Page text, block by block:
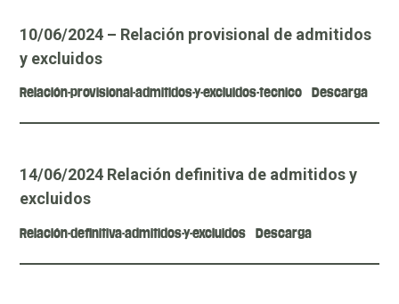
10/06/2024 – Relación provisional de admitidos
y excluidos
Relación-provisional-admitidos-y-excluidos-tecnico Descarga
14/06/2024 Relación definitiva de admitidos y
excluidos
Relación-definitiva-admitidos-y-excluidos Descarga